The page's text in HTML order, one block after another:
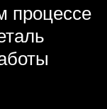
процессе